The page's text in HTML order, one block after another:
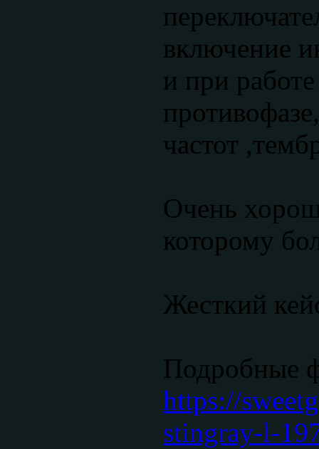
включение
и при
частот
Очень
которому
Жесткий
Подробные
https://
stingray-l-